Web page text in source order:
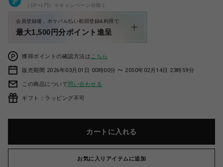
（1P=1円）※キャンペーン分除く
会員登録後、ポケパル払い初回登録&利用で
最大1,500円分ポイント進呈
獲得ポイントの確認方法は こちら
販売期間 2026年03月01日 00時00分 〜 2050年02月14日 23時59分
この商品について問い合わせる
ギフト：ラッピング不可
カートに入れる
お気に入りアイテムに追加